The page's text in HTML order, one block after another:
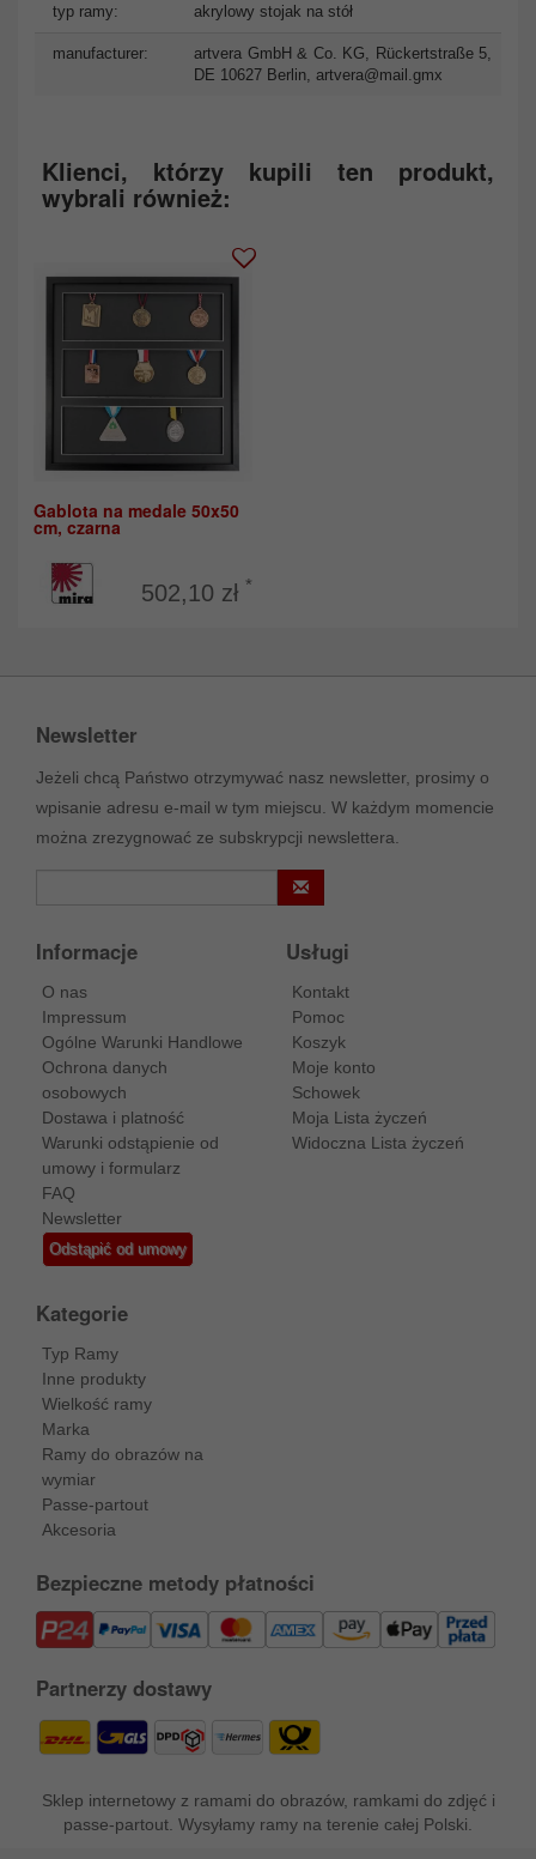
typ ramy: akrylowy stojak na stół
manufacturer:
artvera GmbH & Co. KG, Rückertstraße 5,
DE 10627 Berlin, artvera@mail.gmx
Klienci, którzy kupili ten produkt,
wybrali również:
Gablota na medale 50x50
cm, czarna
502,10 zł *
Newsletter
Jeżeli chcą Państwo otrzymywać nasz newsletter, prosimy o
wpisanie adresu e-mail w tym miejscu. W każdym momencie
można zrezygnować ze subskrypcji newslettera.
Informacje
O nas
Impressum
Ogólne Warunki Handlowe
Ochrona danych
osobowych
Dostawa i platność
Warunki odstąpienie od
umowy i formularz
FAQ
Newsletter
Odstąpić od umowy
Usługi
Kontakt
Pomoc
Koszyk
Moje konto
Schowek
Moja Lista życzeń
Widoczna Lista życzeń
Kategorie
Typ Ramy
Inne produkty
Wielkość ramy
Marka
Ramy do obrazów na
wymiar
Passe-partout
Akcesoria
Bezpieczne metody płatności
Partnerzy dostawy
Sklep internetowy z ramami do obrazów, ramkami do zdjęć i
passe-partout. Wysyłamy ramy na terenie całej Polski.